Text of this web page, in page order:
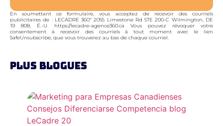
En soumettant ce formulaire, vous acceptez de recevoir des courriels
publicitaires de : LECADRE 360º 2055 Limestone Rd STE 200-C Wilmington, DE
19 808, É.-U. https://lecadre-agence360.ca Vous pouvez révoquer votre
consentement à recevoir des courriels à tout moment avec le lien
SafeUnsubscribe, que vous trouverez au bas de chaque courriel.
PLUS BLOGUES